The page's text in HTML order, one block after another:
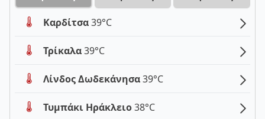
Καρδίτσα39°C
Τρίκαλα39°C
Λίνδος Δωδεκάνησα39°C
Τυμπάκι Ηράκλειο38°C